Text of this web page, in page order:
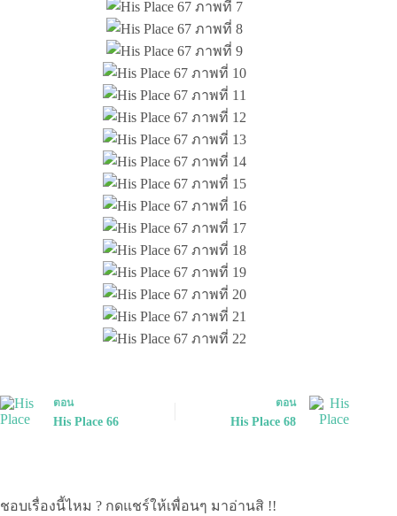
ตอน
His Place 66
ตอน
His Place 68
ชอบเรื่องนี้ไหม ? กดแชร์ให้เพื่อนๆ มาอ่านสิ !!